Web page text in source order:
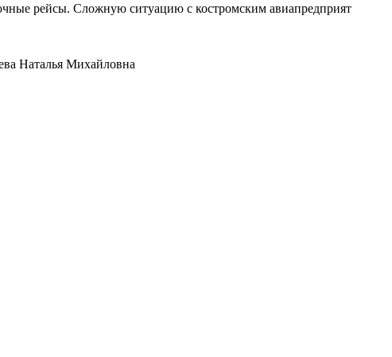
рейсы. Сложную ситуацию с костромским авиапредприят
Наталья Михайловна